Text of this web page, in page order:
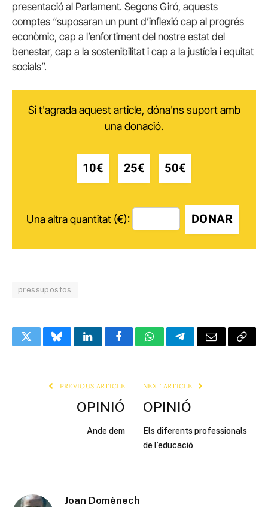
presentació al Parlament. Segons Giró, aquests
comptes “suposaran un punt d’inflexió cap al progrés
econòmic, cap a l’enfortiment del nostre estat del
benestar, cap a la sostenibilitat i cap a la justícia i equitat
socials”.
Si t'agrada aquest article, dóna'ns suport amb
una donació.
10€ 25€ 50€
Una altra quantitat (€): DONAR
pressupostos
TwitterBlueskyLinkedInFacebookWhatsAppTelegramEmail Copy
PREVIOUS ARTICLE
OPINIÓ
Ande dem
NEXT ARTICLE
OPINIÓ
Els diferents professionals
de l’educació
Joan Domènech